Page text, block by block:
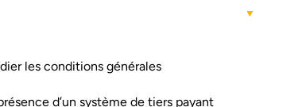
les conditions générales
d’un système de tiers payant